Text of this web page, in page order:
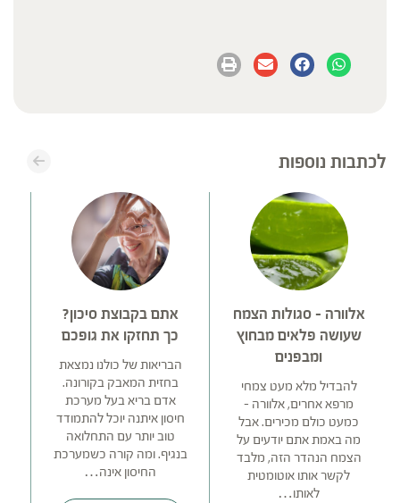
לכתבות נוספות
אלוורה – סגולות הצמח
שעושה פלאים מבחוץ
ומבפנים
להבדיל מלא מעט צמחי
מרפא אחרים, אלוורה –
כמעט כולם מכירים. אבל
מה באמת אתם יודעים על
הצמח הנהדר הזה, מלבד
לקשר אותו אוטומטית
לאותו…
אתם בקבוצת סיכון?
כך תחזקו את גופכם
הבריאות של כולנו נמצאת
בחזית המאבק בקורונה.
אדם בריא בעל מערכת
חיסון איתנה יוכל להתמודד
טוב יותר עם התחלואה
בנגיף. ומה קורה כשמערכת
החיסון אינה…